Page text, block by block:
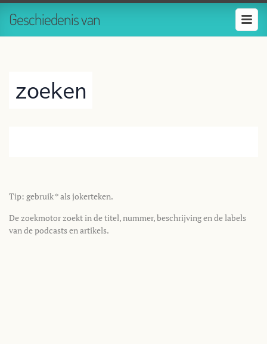
Geschiedenis van
zoeken
Tip: gebruik * als jokerteken.
De zoekmotor zoekt in de titel, nummer, beschrijving en de labels
van de podcasts en artikels.